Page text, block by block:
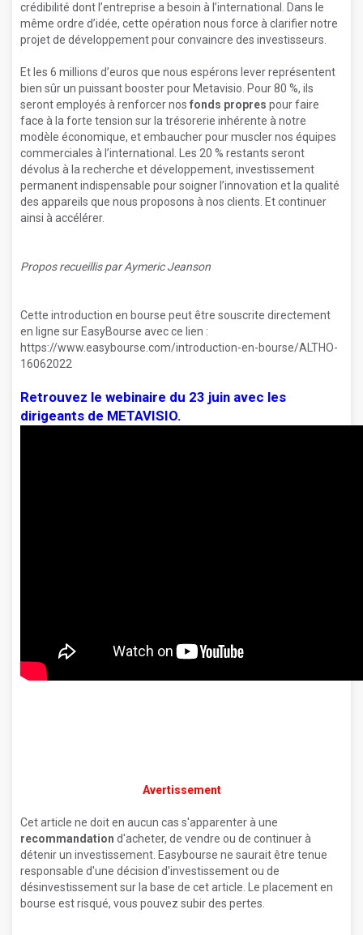
crédibilité dont l’entreprise a besoin à l’international. Dans le
même ordre d’idée, cette opération nous force à clarifier notre
projet de développement pour convaincre des investisseurs.
Et les 6 millions d’euros que nous espérons lever représentent
bien sûr un puissant booster pour Metavisio. Pour 80 %, ils
seront employés à renforcer nos fonds propres pour faire
face à la forte tension sur la trésorerie inhérente à notre
modèle économique, et embaucher pour muscler nos équipes
commerciales à l’international. Les 20 % restants seront
dévolus à la recherche et développement, investissement
permanent indispensable pour soigner l’innovation et la qualité
des appareils que nous proposons à nos clients. Et continuer
ainsi à accélérer.
Propos recueillis par Aymeric Jeanson
Cette introduction en bourse peut être souscrite directement
en ligne sur EasyBourse avec ce lien :
https://www.easybourse.com/introduction-en-bourse/ALTHO-
16062022
Retrouvez le webinaire du 23 juin avec les
dirigeants de METAVISIO.
Avertissement
Cet article ne doit en aucun cas s'apparenter à une
recommandation d'acheter, de vendre ou de continuer à
détenir un investissement. Easybourse ne saurait être tenue
responsable d'une décision d'investissement ou de
désinvestissement sur la base de cet article. Le placement en
bourse est risqué, vous pouvez subir des pertes.